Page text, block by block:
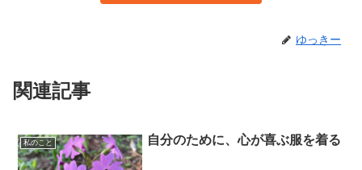
ゆっきー
関連記事
私のこと 自分のために、心が喜ぶ服を着る